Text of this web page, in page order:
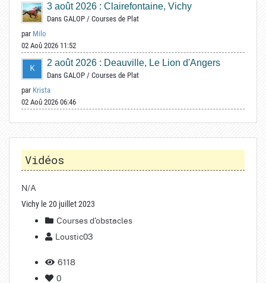
3 août 2026 : Clairefontaine, Vichy
Dans GALOP / Courses de Plat
par Milo
02 Aoû 2026 11:52
2 août 2026 : Deauville, Le Lion d'Angers
Dans GALOP / Courses de Plat
par Krista
02 Aoû 2026 06:46
Vidéos
N/A
Vichy le 20 juillet 2023
Courses d'obstacles
Loustic03
6118
0